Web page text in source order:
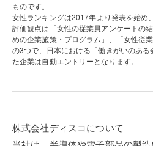
ものです。
女性ランキングは2017年より発表を始め
評価観点は「女性の従業員アンケートの
めの企業施策・プログラム」、「女性従
の3つで、日本における「働きがいのあ
た企業は自動エントリーとなります。
株式会社ディスコについて